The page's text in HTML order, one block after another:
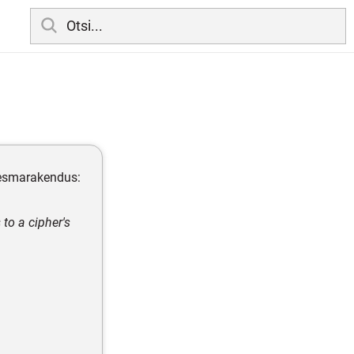
a cipher's